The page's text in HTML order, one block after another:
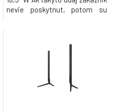
nevie poskytnut, potom su
aleno neoramovany 4.
Pre 22.0" Widescreen Moni